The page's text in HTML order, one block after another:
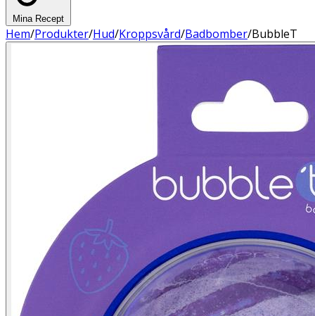
Mina Recept
Hem/Produkter/Hud/Kroppsvård/Badbomber/BubbleT